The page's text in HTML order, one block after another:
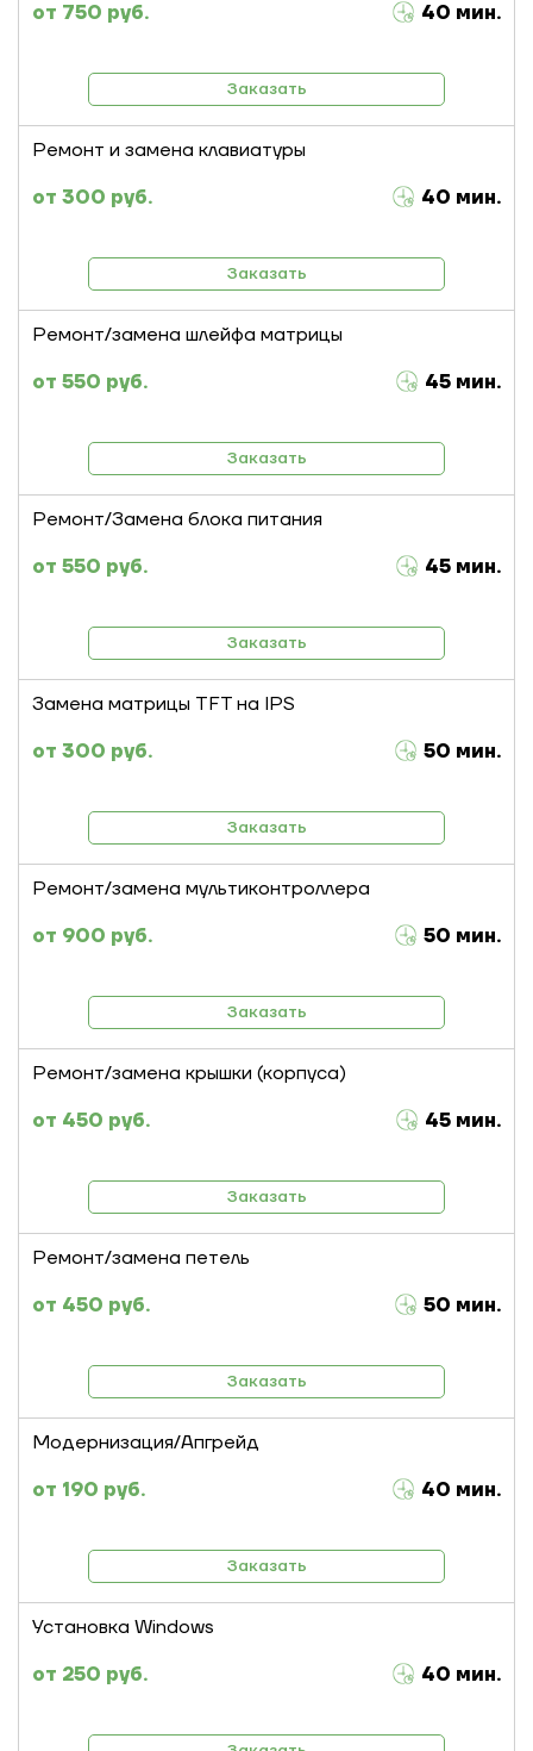
750 руб.
40 мин.
Заказать
Ремонт и замена клавиатуры
300 руб.
40 мин.
Заказать
Ремонт/замена шлейфа матрицы
550 руб.
45 мин.
Заказать
Ремонт/Замена блока питания
550 руб.
45 мин.
Заказать
Замена матрицы TFT на IPS
300 руб.
50 мин.
Заказать
Ремонт/замена мультиконтроллера
900 руб.
50 мин.
Заказать
Ремонт/замена крышки (корпуса)
450 руб.
45 мин.
Заказать
Ремонт/замена петель
450 руб.
50 мин.
Заказать
Модернизация/Апгрейд
190 руб.
40 мин.
Заказать
Установка Windows
250 руб.
40 мин.